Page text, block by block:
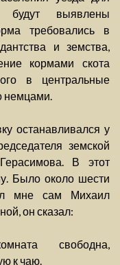
будут выявлены
требовались в
и земства,
кормами скота
в центральные
немцами.
останавливался у
земской
В этот
Было около шести
мне сам Михаил
он сказал:
свободна,
к чаю.